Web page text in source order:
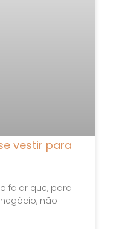
vestir para
falar que, para
não